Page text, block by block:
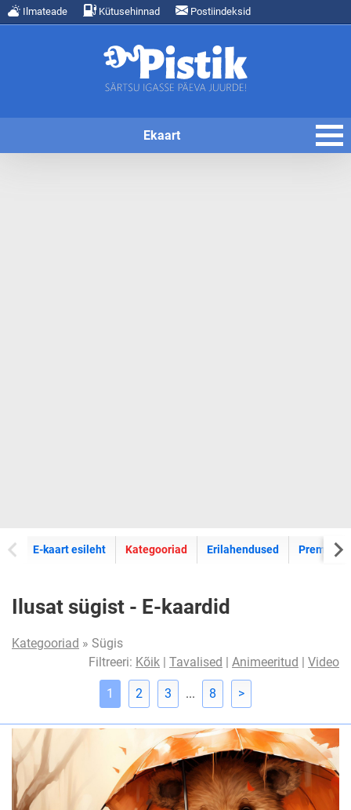
Ilmateade Kütusehinnad Postiindeksid
Ekaart
E-kaart esileht E-kaartide
Kategooriad Erilahendused Premium
Ilusat sügist - E-kaardid
Kategooriad » Sügis
Filtreeri: Kõik | Tavalised | Animeeritud | Video
1 2 3 ... 8 >